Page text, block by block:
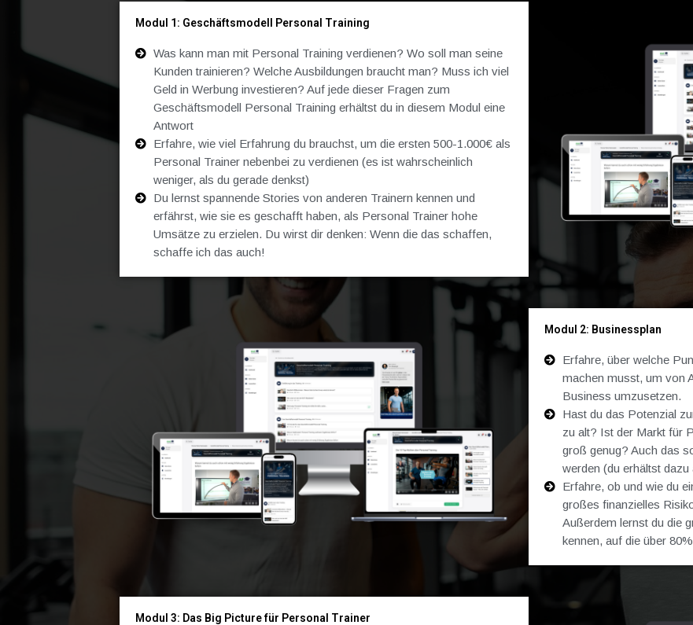
Modul 1: Geschäftsmodell Personal Training
Was kann man mit Personal Training verdienen? Wo soll man seine
Kunden trainieren? Welche Ausbildungen braucht man? Muss ich viel
Geld in Werbung investieren? Auf jede dieser Fragen zum
Geschäftsmodell Personal Training erhältst du in diesem Modul eine
Antwort
Erfahre, wie viel Erfahrung du brauchst, um die ersten 500-1.000€ als
Personal Trainer nebenbei zu verdienen (es ist wahrscheinlich
weniger, als du gerade denkst)
Du lernst spannende Stories von anderen Trainern kennen und
erfährst, wie sie es geschafft haben, als Personal Trainer hohe
Umsätze zu erzielen. Du wirst dir denken: Wenn die das schaffen,
schaffe ich das auch!
Modul 2: Businessplan
Erfahre, über welche
machen musst, um von
Business umzusetzen.
Hast du das Potenzial
zu alt? Ist der Markt für
groß genug? Auch das
werden (du erhältst
Erfahre, ob und wie du
großes finanzielles
Außerdem lernst du die
kennen, auf die über
Modul 3: Das Big Picture für Personal Trainer